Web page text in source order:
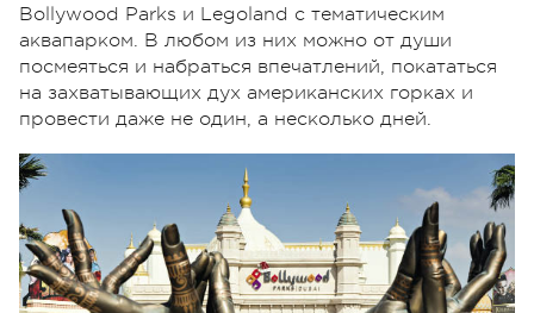
Bollywood Parks и Legoland с тематическим
аквапарком. В любом из них можно от души
посмеяться и набраться впечатлений, покататься
на захватывающих дух американских горках и
провести даже не один, а несколько дней.